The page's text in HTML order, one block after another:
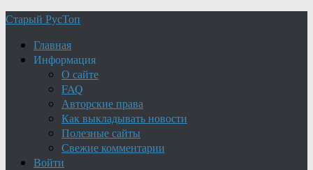
Старый РусТоп
Главная
Информация
О сайте
FAQ
Авторские права
Как выкладывать новости
Полезные сайты
Свежие комментарии
Войти